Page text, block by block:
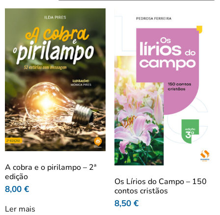
A cobra e o pirilampo – 2ª
edição
8,00 €
Ler mais
Os Lírios do Campo – 150
contos cristãos
8,50 €